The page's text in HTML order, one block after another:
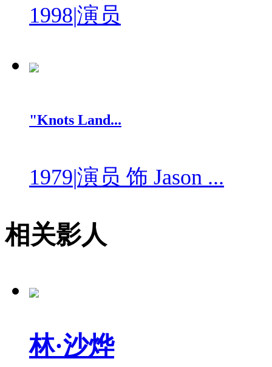
1998|演员
"Knots Land...
1979|演员 饰 Jason ...
相关影人
林·沙烨